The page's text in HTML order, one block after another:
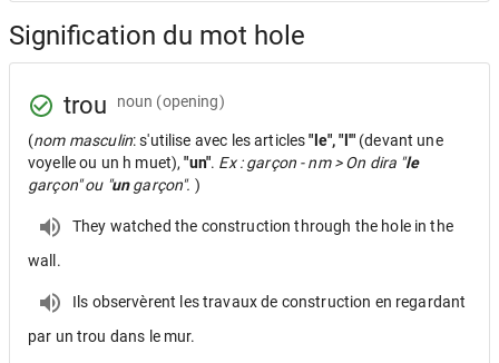
Signification du mot hole
trou noun (opening)
(nom masculin: s'utilise avec les articles"le", "l'" (devant une
voyelle ou un h muet),"un". Ex : garçon - nm > On dira "le
garçon" ou "ungarçon". )
They watched the construction through the hole in the
wall.
Ils observèrent les travaux de construction en regardant
par un trou dans le mur.